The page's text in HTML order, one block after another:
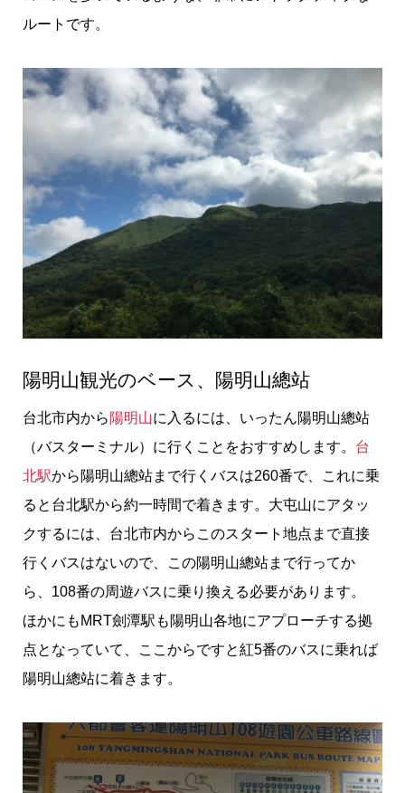
ルートです。
陽明山観光のベース、陽明山總站
台北市内から 陽明山に入るには、いったん陽明山總站
（バスターミナル）に行くことをおすすめします。 台
北駅から陽明山總站まで行くバスは260番で、これに乗
ると台北駅から約一時間で着きます。大屯山にアタッ
クするには、台北市内からこのスタート地点まで直接
行くバスはないので、この陽明山總站まで行ってか
ら、108番の周遊バスに乗り換える必要があります。
ほかにもMRT劍潭駅も陽明山各地にアプローチする拠
点となっていて、ここからですと紅5番のバスに乗れば
陽明山總站に着きます。